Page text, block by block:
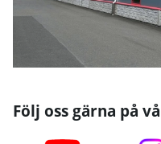
Följ oss gärna på